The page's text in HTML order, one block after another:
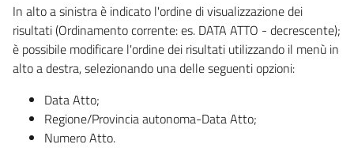
In alto a sinistra è indicato l'ordine di visualizzazione dei
risultati (Ordinamento corrente: es. DATA ATTO - decrescente);
è possibile modificare l'ordine dei risultati utilizzando il menù in
alto a destra, selezionando una delle seguenti opzioni:
Data Atto;
Regione/Provincia autonoma-Data Atto;
Numero Atto.